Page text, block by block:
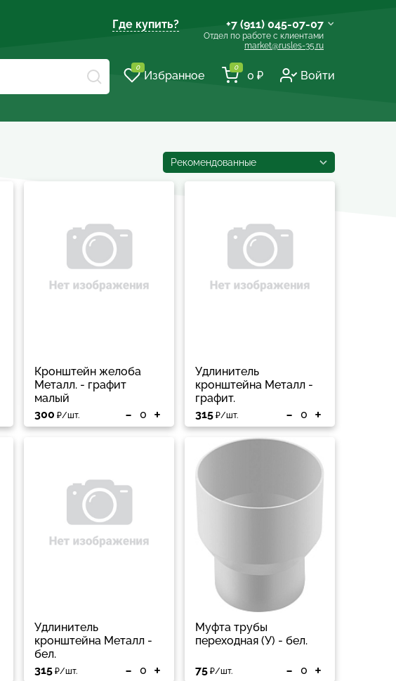
Где купить? +7 (911) 045-07-07
Отдел по работе с клиентами
market@rusles-35.ru
+7 (921) 238-17-99
develop@rusles-35.ru
d0ski@rusles-35.ru
0
Избранное
0
0 ₽ Войти
Рекомендованные
Кронштейн желоба
Металл. - графит
малый
300 ₽/шт. - +
Удлинитель
кронштейна Металл -
графит.
315 ₽/шт. - +
Удлинитель
кронштейна Металл -
бел.
315 ₽/шт. - +
Муфта трубы
переходная (У) - бел.
75 ₽/шт. - +